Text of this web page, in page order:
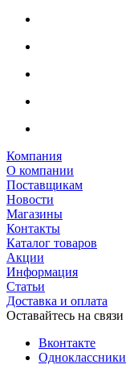
Компания
О компании
Поставщикам
Новости
Магазины
Контакты
Каталог товаров
Акции
Информация
Статьи
Доставка и оплата
Оставайтесь на связи
Вконтакте
Одноклассники